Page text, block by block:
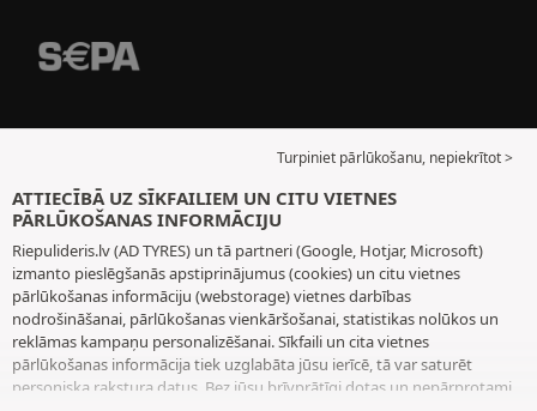
Turpiniet pārlūkošanu, nepiekrītot >
ATTIECĪBĀ UZ SĪKFAILIEM UN CITU VIETNES
PĀRLŪKOŠANAS INFORMĀCIJU
Riepulideris.lv (AD TYRES) un tā partneri (Google, Hotjar, Microsoft)
izmanto pieslēgšanās apstiprinājumus (cookies) un citu vietnes
pārlūkošanas informāciju (webstorage) vietnes darbības
nodrošināšanai, pārlūkošanas vienkāršošanai, statistikas nolūkos un
reklāmas kampaņu personalizēšanai. Sīkfaili un cita vietnes
pārlūkošanas informācija tiek uzglabāta jūsu ierīcē, tā var saturēt
personiska rakstura datus. Bez jūsu brīvprātīgi dotas un nepārprotami